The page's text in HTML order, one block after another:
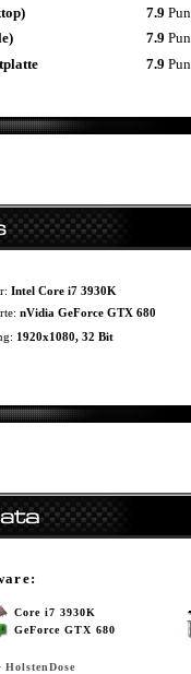
7.9
7.9
7.9
Intel Core i7 3930K
nVidia GeForce GTX 680
1920x1080, 32 Bit
Core i7 3930K
GeForce GTX 680
HolstenDose